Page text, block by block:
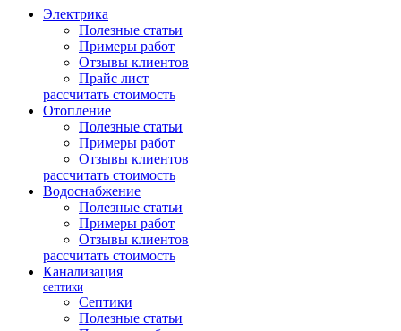
Электрика
Полезные статьи
Примеры работ
Отзывы клиентов
Прайс лист
рассчитать стоимость
Отопление
Полезные статьи
Примеры работ
Отзывы клиентов
рассчитать стоимость
Водоснабжение
Полезные статьи
Примеры работ
Отзывы клиентов
рассчитать стоимость
Канализация
септики
Септики
Полезные статьи